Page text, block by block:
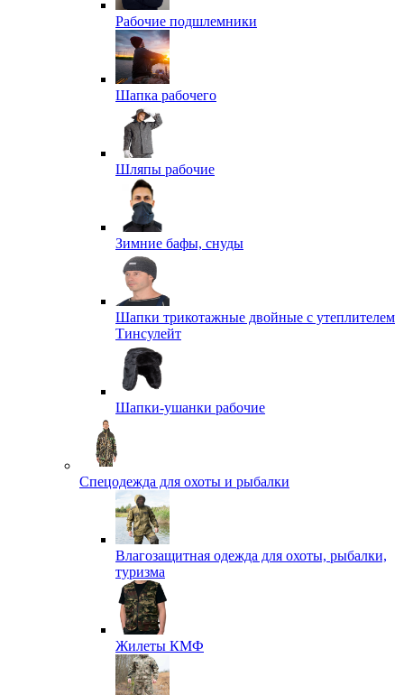
Рабочие подшлемники
Шапка рабочего
Шляпы рабочие
Зимние бафы, снуды
Шапки трикотажные двойные с утеплителем
Тинсулейт
Шапки-ушанки рабочие
Спецодежда для охоты и рыбалки
Влагозащитная одежда для охоты, рыбалки,
туризма
Жилеты КМФ